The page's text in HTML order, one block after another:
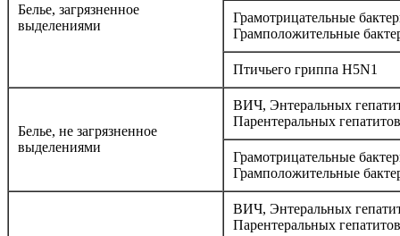
Белье, загрязненное
выделениями
Грамотрицательные
Грамположительные
Птичьего гриппа H5N1
Белье, не загрязненное
выделениями
ВИЧ, Энтеральных
Парентеральных гепатитов
Грамотрицательные
Грамположительные
ВИЧ, Энтеральных
Парентеральных гепатитов